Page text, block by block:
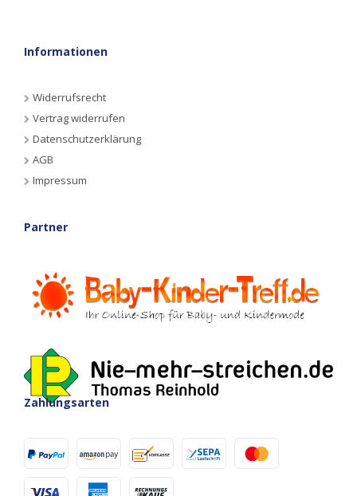
Informationen
Widerrufsrecht
Vertrag widerrufen
Datenschutzerklärung
AGB
Impressum
Partner
Zahlungsarten